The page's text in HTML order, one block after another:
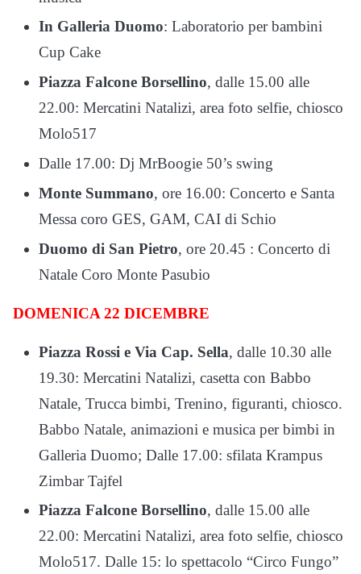
In Galleria Duomo: Laboratorio per bambini
Cup Cake
Piazza Falcone Borsellino, dalle 15.00 alle
22.00: Mercatini Natalizi, area foto selfie, chiosco
Molo517
Dalle 17.00: Dj MrBoogie 50’s swing
Monte Summano, ore 16.00: Concerto e Santa
Messa coro GES, GAM, CAI di Schio
Duomo di San Pietro, ore 20.45 : Concerto di
Natale Coro Monte Pasubio
DOMENICA 22 DICEMBRE
Piazza Rossi e Via Cap. Sella, dalle 10.30 alle
19.30: Mercatini Natalizi, casetta con Babbo
Natale, Trucca bimbi, Trenino, figuranti, chiosco.
Babbo Natale, animazioni e musica per bimbi in
Galleria Duomo; Dalle 17.00: sfilata Krampus
Zimbar Tajfel
Piazza Falcone Borsellino, dalle 15.00 alle
22.00: Mercatini Natalizi, area foto selfie, chiosco
Molo517. Dalle 15: lo spettacolo “Circo Fungo”